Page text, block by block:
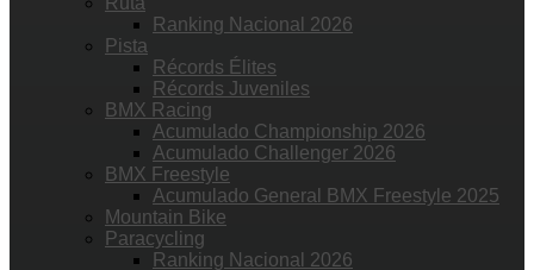
Ranking Nacional 2026
Pista
Récords Élites
Récords Juveniles
BMX Racing
Acumulado Championship 2026
Acumulado Challenger 2026
BMX Freestyle
Acumulado General BMX Freestyle 2025
Mountain Bike
Paracycling
Ranking Nacional 2026